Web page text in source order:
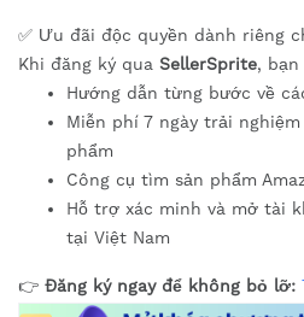
✅ Ưu đãi độc quyền dành riêng
Khi đăng ký qua SellerSprite,
Hướng dẫn từng bước về
Miễn phí 7 ngày trải
phẩm
Công cụ tìm sản phẩm
Hỗ trợ xác minh và mở tài
tại Việt Nam
👉 Đăng ký ngay để không bỏ lỡ: